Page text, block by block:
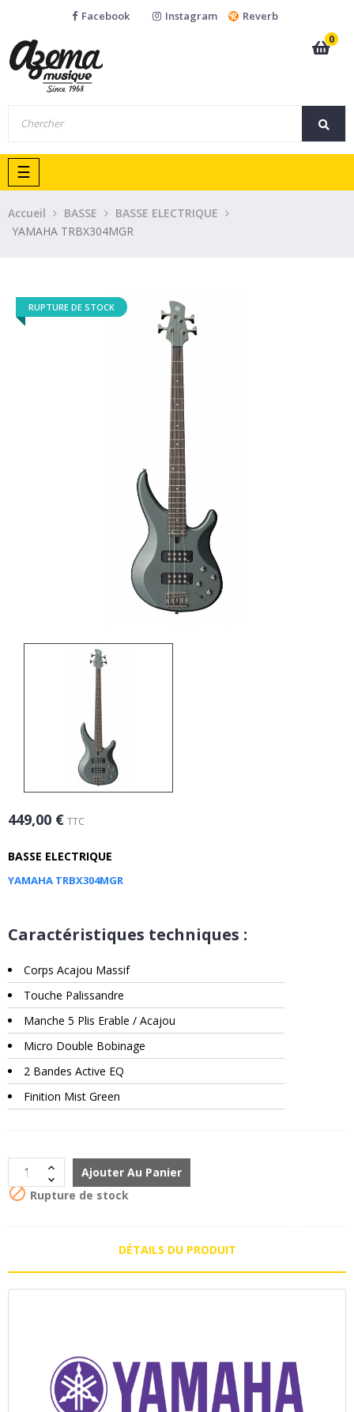
Facebook Instagram
Reverb
0
Basculer
la
navigation
☰
Accueil BASSE
BASSE ELECTRIQUE
YAMAHA TRBX304MGR
RUPTURE DE STOCK
449,00 € TTC
BASSE ELECTRIQUE
YAMAHA TRBX304MGR
Caractéristiques techniques :
Corps Acajou Massif
Touche Palissandre
Manche 5 Plis Erable / Acajou
Micro Double Bobinage
2 Bandes Active EQ
Finition Mist Green
Ajouter Au Panier
 Rupture de stock
DÉTAILS DU PRODUIT